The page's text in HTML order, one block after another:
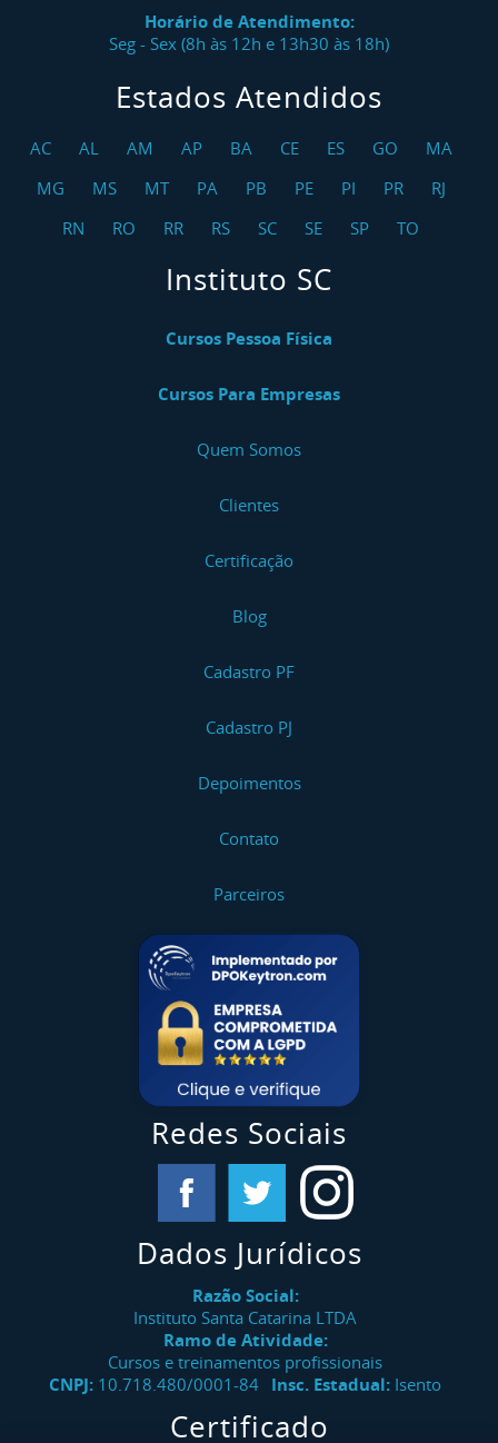
Horário de Atendimento:
Seg - Sex (8h às 12h e 13h30 às 18h)
Estados Atendidos
AC AL AM AP BA CE ES GO
MA
MG
MS MT PA PB PE PI PR
RJ
RN
RO RR RS SC SE SP TO
Instituto SC
Cursos Pessoa Física
Cursos Para Empresas
Quem Somos
Clientes
Certificação
Blog
Cadastro PF
Cadastro PJ
Depoimentos
Contato
Parceiros
Redes Sociais
Dados Jurídicos
Razão Social:
Instituto Santa Catarina LTDA
Ramo de Atividade:
Cursos e treinamentos profissionais
CNPJ: 10.718.480/0001-84 Insc. Estadual: Isento
Certificado